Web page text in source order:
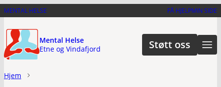
Hopp
hovedinnhold
MENTAL HELSE FÅ HJELPMIN SIDE
Mental Helse
Etne og Vindafjord
Støtt oss
Hjem